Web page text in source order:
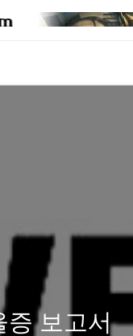
증 보고서